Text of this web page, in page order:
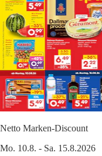
Netto Marken-Discount
Mo. 10.8. - Sa. 15.8.2026